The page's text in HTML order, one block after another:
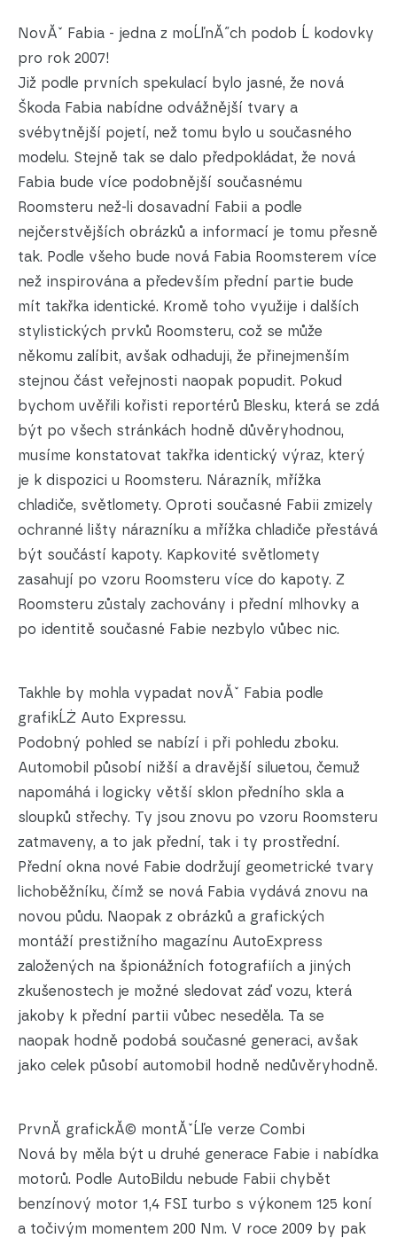
NovĂˇ Fabia - jedna z moĹľnĂ˝ch podob Ĺ kodovky
pro rok 2007!
Již podle prvních spekulací bylo jasné, že nová
Škoda Fabia nabídne odvážnější tvary a
svébytnější pojetí, než tomu bylo u současného
modelu. Stejně tak se dalo předpokládat, že nová
Fabia bude více podobnější současnému
Roomsteru než-li dosavadní Fabii a podle
nejčerstvějších obrázků a informací je tomu přesně
tak. Podle všeho bude nová Fabia Roomsterem více
než inspirována a především přední partie bude
mít takřka identické. Kromě toho využije i dalších
stylistických prvků Roomsteru, což se může
někomu zalíbit, avšak odhaduji, že přinejmenším
stejnou část veřejnosti naopak popudit. Pokud
bychom uvěřili kořisti reportérů Blesku, která se zdá
být po všech stránkách hodně důvěryhodnou,
musíme konstatovat takřka identický výraz, který
je k dispozici u Roomsteru. Nárazník, mřížka
chladiče, světlomety. Oproti současné Fabii zmizely
ochranné lišty nárazníku a mřížka chladiče přestává
být součástí kapoty. Kapkovité světlomety
zasahují po vzoru Roomsteru více do kapoty. Z
Roomsteru zůstaly zachovány i přední mlhovky a
po identitě současné Fabie nezbylo vůbec nic.
Takhle by mohla vypadat novĂˇ Fabia podle
grafikĹŻ Auto Expressu.
Podobný pohled se nabízí i při pohledu zboku.
Automobil působí nižší a dravější siluetou, čemuž
napomáhá i logicky větší sklon předního skla a
sloupků střechy. Ty jsou znovu po vzoru Roomsteru
zatmaveny, a to jak přední, tak i ty prostřední.
Přední okna nové Fabie dodržují geometrické tvary
lichoběžníku, čímž se nová Fabia vydává znovu na
novou půdu. Naopak z obrázků a grafických
montáží prestižního magazínu AutoExpress
založených na špionážních fotografiích a jiných
zkušenostech je možné sledovat záď vozu, která
jakoby k přední partii vůbec neseděla. Ta se
naopak hodně podobá současné generaci, avšak
jako celek působí automobil hodně nedůvěryhodně.
PrvnĂ­ grafickĂ© montĂˇĹľe verze Combi
Nová by měla být u druhé generace Fabie i nabídka
motorů. Podle AutoBildu nebude Fabii chybět
benzínový motor 1,4 FSI turbo s výkonem 125 koní
a točivým momentem 200 Nm. V roce 2009 by pak